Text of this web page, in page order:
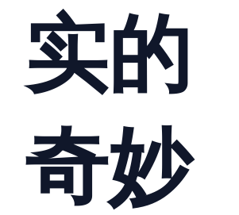
实的
奇妙